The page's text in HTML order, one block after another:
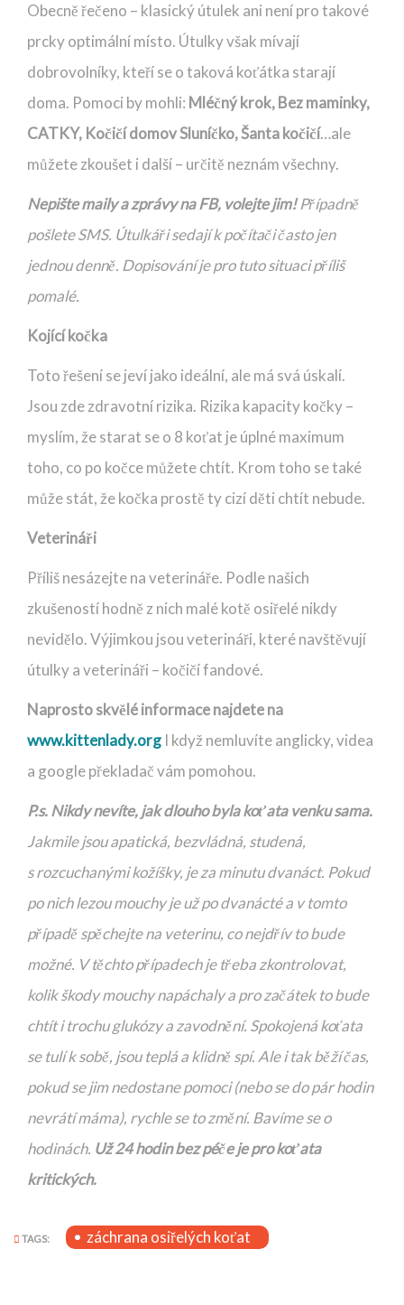
Obecně řečeno – klasický útulek ani není pro takové
prcky optimální místo. Útulky však mívají
dobrovolníky, kteří se o taková koťátka starají
doma. Pomoci by mohli: Mléčný krok, Bez maminky,
CATKY, Kočičí domov Sluníčko, Šanta kočičí…ale
můžete zkoušet i další – určitě neznám všechny.
Nepište maily a zprávy na FB, volejte jim!Případně
pošlete SMS. Útulkáři sedají k počítači často jen
jednou denně. Dopisování je pro tuto situaci příliš
pomalé.
Kojící kočka
Toto řešení se jeví jako ideální, ale má svá úskalí.
Jsou zde zdravotní rizika. Rizika kapacity kočky –
myslím, že starat se o 8 koťat je úplné maximum
toho, co po kočce můžete chtít. Krom toho se také
může stát, že kočka prostě ty cizí děti chtít nebude.
Veterináři
Příliš nesázejte na veterináře. Podle našich
zkušeností hodně z nich malé kotě osiřelé nikdy
nevidělo. Výjimkou jsou veterináři, které navštěvují
útulky a veterináři – kočičí fandové.
Naprosto skvělé informace najdete na
www.kittenlady.org I když nemluvíte anglicky, videa
a google překladač vám pomohou.
P.s.Nikdy nevíte, jak dlouho byla koťata venku sama.
Jakmile jsou apatická, bezvládná, studená,
s rozcuchanými kožíšky, je za minutu dvanáct. Pokud
po nich lezou mouchy je už po dvanácté a v tomto
případě spěchejte na veterinu, co nejdřív to bude
možné. V těchto případech je třeba zkontrolovat,
kolik škody mouchy napáchaly a pro začátek to bude
chtít i trochu glukózy a zavodnění. Spokojená koťata
se tulí k sobě, jsou teplá a klidně spí. Ale i tak běží čas,
pokud se jim nedostane pomoci (nebo se do pár hodin
nevrátí máma), rychle se to změní. Bavíme se o
hodinách. Už 24 hodin bez péče je pro koťata
kritických.
TAGS: záchrana osiřelých koťat